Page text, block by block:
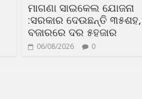
ମାଗଣା ସାଇକେଲ ଯୋଜନା
:ସରକାର ଦେଉଛନ୍ତି ୩୫ଶହ,
ବଜାରରେ ଦର ୫ହଜାର
06/08/2026 0